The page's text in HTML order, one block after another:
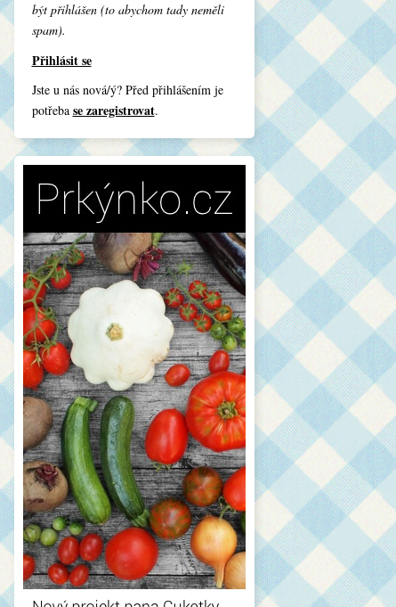
být přihlášen (to abychom tady neměli
spam).
Přihlásit se
Jste u nás nová/ý? Před přihlášením je
potřeba se zaregistrovat.